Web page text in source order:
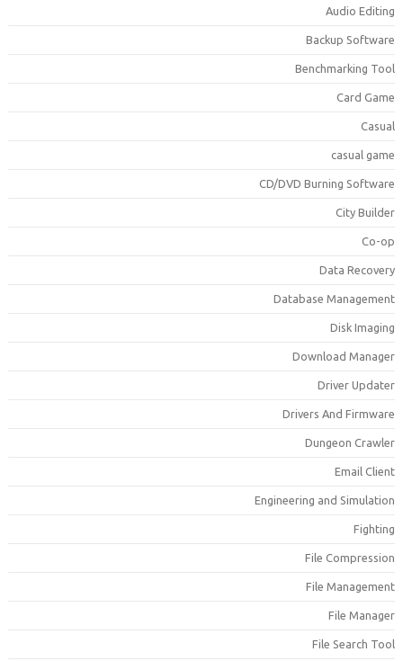
Backup
CD/DVD Burning
Data
Database
Download
Driver
Drivers And
Engineering and
File
File
File
File